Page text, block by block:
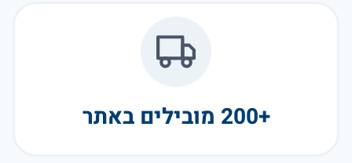
+200 מובילים באתר